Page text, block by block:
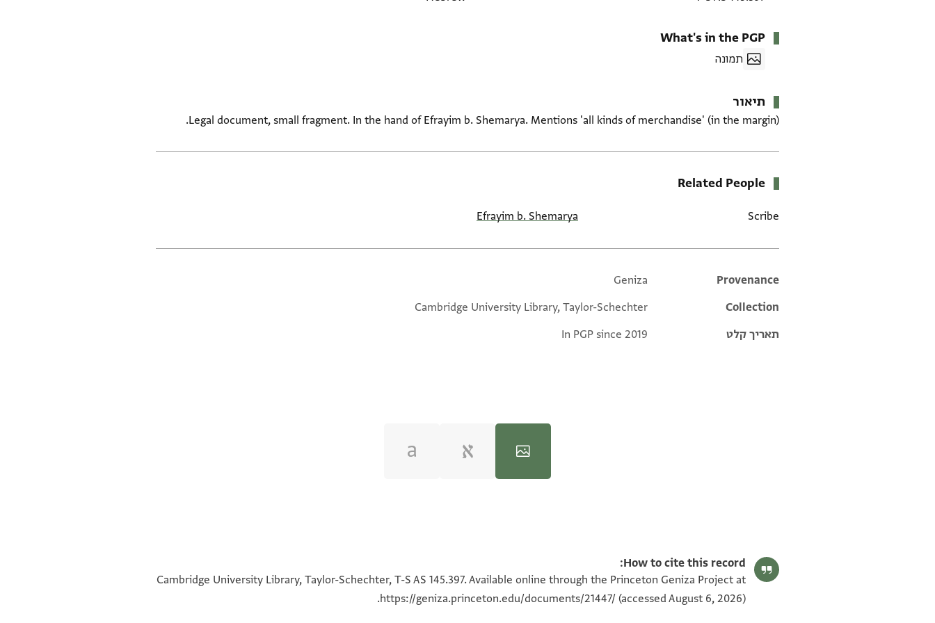
What's in the PGP
תמונה
תיאור
Legal document, small fragment. In the hand of Efrayim b. Shemarya. Mentions 'all kinds of merchandise' (in the margin).
Related People
Scribe
Efrayim b. Shemarya
Additional metadata
Provenance
Geniza
Collection
Cambridge University Library, Taylor-Schechter
תאריך קלט
In PGP since 2019
100%
100%
How to cite this record:
Cambridge University Library, Taylor-Schechter, T-S AS 145.397. Available online through the Princeton Geniza Project at
https://geniza.princeton.edu/documents/21447/ (accessed August 6, 2026).